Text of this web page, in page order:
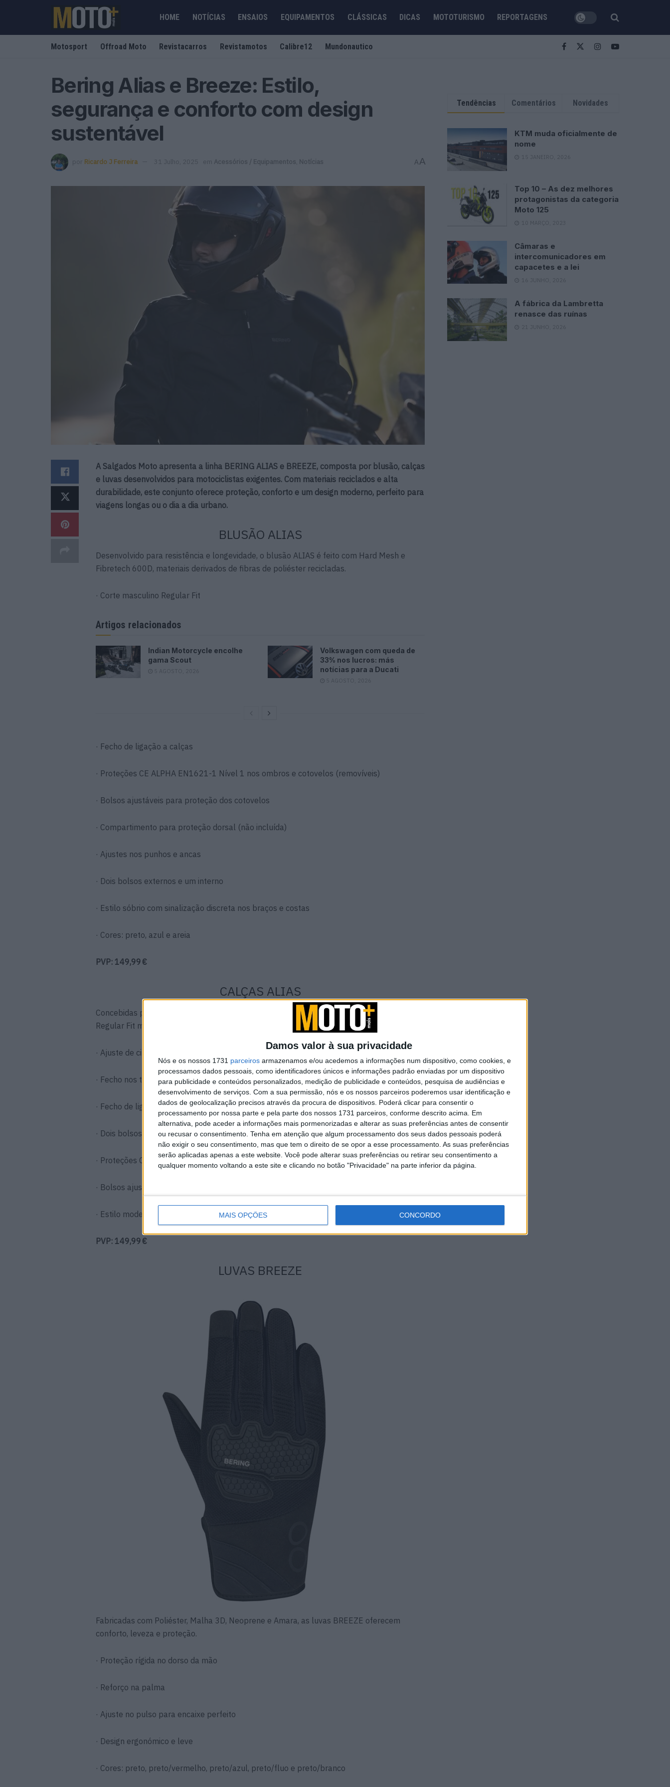
Damos valor à sua privacidade
Nós e os nossos 1731 parceiros armazenamos e/ou acedemos a informações num dispositivo, como cookies, e
processamos dados pessoais, como identificadores únicos e informações padrão enviadas por um dispositivo
para publicidade e conteúdos personalizados, medição de publicidade e conteúdos, pesquisa de audiências e
desenvolvimento de serviços. Com a sua permissão, nós e os nossos parceiros poderemos usar identificação e
dados de geolocalização precisos através da procura de dispositivos. Poderá clicar para consentir o
processamento por nossa parte e pela parte dos nossos 1731 parceiros, conforme descrito acima. Em
alternativa, pode aceder a informações mais pormenorizadas e alterar as suas preferências antes de consentir
ou recusar o consentimento. Tenha em atenção que algum processamento dos seus dados pessoais poderá
não exigir o seu consentimento, mas que tem o direito de se opor a esse processamento. As suas preferências
serão aplicadas apenas a este website. Você pode alterar suas preferências ou retirar seu consentimento a
qualquer momento voltando a este site e clicando no botão "Privacidade" na parte inferior da página.
MAIS OPÇÕES CONCORDO
HOME NOTÍCIAS ENSAIOS EQUIPAMENTOS CLÁSSICAS DICAS MOTOTURISMO REPORTAGENS
Motosport Offroad Moto Revistacarros Revistamotos Calibre12 Mundonautico
Bering Alias e Breeze: Estilo,
segurança e conforto com design
sustentável
por Ricardo J Ferreira 31 Julho, 2025 em Acessórios / Equipamentos Notícias AA
A Salgados Moto apresenta a linha BERING ALIAS e BREEZE, composta por blusão, calças
e luvas desenvolvidos para motociclistas exigentes. Com materiais reciclados e alta
durabilidade, este conjunto oferece proteção, conforto e um design moderno, perfeito para
viagens longas ou o dia a dia urbano.
BLUSÃO ALIAS
Desenvolvido para resistência e longevidade, o blusão ALIAS é feito com Hard Mesh e
Fibretech 600D, materiais derivados de fibras de poliéster recicladas.
· Corte masculino Regular Fit
Artigos relacionados
Indian Motorcycle encolhe
gama Scout
5 AGOSTO, 2026
Volkswagen com queda de
33% nos lucros: más
notícias para a Ducati
5 AGOSTO, 2026
· Fecho de ligação a calças
· Proteções CE ALPHA EN1621-1 Nível 1 nos ombros e cotovelos (removíveis)
· Bolsos ajustáveis para proteção dos cotovelos
· Compartimento para proteção dorsal (não incluída)
· Ajustes nos punhos e ancas
· Dois bolsos externos e um interno
· Estilo sóbrio com sinalização discreta nos braços e costas
· Cores: preto, azul e areia
PVP: 149,99 €
CALÇAS ALIAS
Concebidas para durar, as calças ALIAS usam Fibretech 600D e Hard Mesh, com corte
Regular Fit masculino.
· Ajuste de cintura e comprimento das pernas
· Fecho nos tornozelos
· Fecho de ligação ao blusão
· Dois bolsos externos
· Proteções CE ALPHA EN1621-1 Nível 1 nos joelhos e ancas (removíveis)
· Bolsos ajustáveis para proteção de joelhos
· Estilo moderno e discreto, ideal para combinar com o blusão e as luvas ALIAS
PVP: 149,99 €
LUVAS BREEZE
Fabricadas com Poliéster, Malha 3D, Neoprene e Amara, as luvas BREEZE oferecem
conforto, leveza e proteção.
· Proteção rígida no dorso da mão
· Reforço na palma
· Ajuste no pulso para encaixe perfeito
· Design ergonómico e leve
· Cores: preto, preto/vermelho, preto/azul, preto/fluo e preto/branco
Tendências Comentários Novidades
KTM muda oficialmente de
nome
15 JANEIRO, 2026
Top 10 – As dez melhores
protagonistas da categoria
Moto 125
10 MARÇO, 2023
Câmaras e
intercomunicadores em
capacetes e a lei
16 JUNHO, 2026
A fábrica da Lambretta
renasce das ruínas
21 JUNHO, 2026